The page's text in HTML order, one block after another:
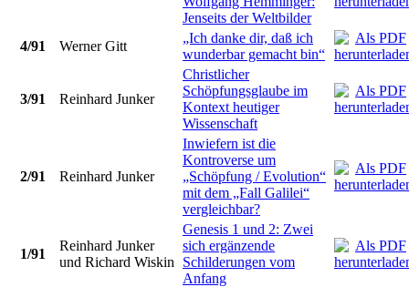
Jenseits der Weltbilder
4/91
Werner Gitt
„Ich danke dir, daß ich
wunderbar gemacht bin“
3/91 Reinhard Junker
Christlicher
Schöpfungsglaube im
Kontext heutiger
Wissenschaft
2/91 Reinhard Junker
Inwiefern ist die
Kontroverse um
„Schöpfung / Evolution“
mit dem „Fall Galilei“
vergleichbar?
1/91
Reinhard Junker
und Richard Wiskin
Genesis 1 und 2: Zwei
sich ergänzende
Schilderungen vom
Anfang